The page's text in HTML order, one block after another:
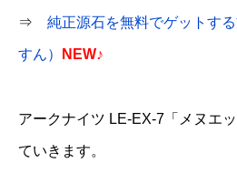
⇒ 純正源石を無料でゲットす
すん） NEW♪
アークナイツ LE-EX-7「メヌエ
ていきます。